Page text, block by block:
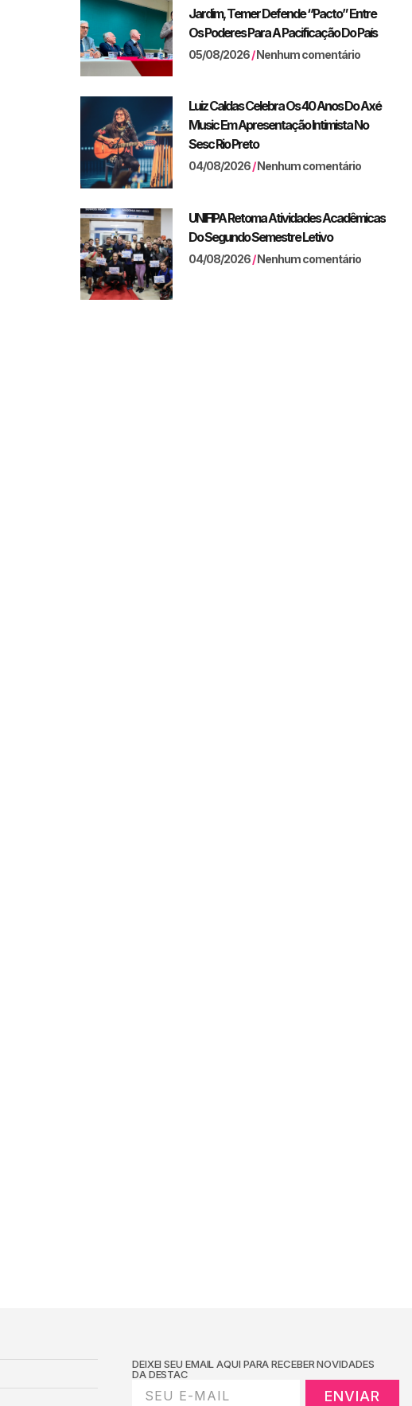
Jardim, Temer Defende “pacto” Entre
Os Poderes Para A Pacificação Do País
05/08/2026 Nenhum comentário
Luiz Caldas Celebra Os 40 Anos Do Axé
Music Em Apresentação Intimista No
Sesc Rio Preto
04/08/2026 Nenhum comentário
UNIFIPA Retoma Atividades Acadêmicas
Do Segundo Semestre Letivo
04/08/2026 Nenhum comentário
DEIXEI SEU EMAIL AQUI PARA RECEBER NOVIDADES
DA DESTAC
ENVIAR